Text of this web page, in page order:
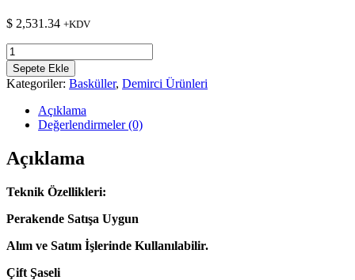
$ 2,531.34 +KDV
TEM
MLB-
D
6000
150x240
Sehpalı
Demirci
Baskülü
Sepete Ekle
Kategoriler: Basküller, Demirci Ürünleri
Açıklama
Değerlendirmeler (0)
Açıklama
Teknik Özellikleri:
Perakende Satışa Uygun
Alım ve Satım İşlerinde Kullanılabilir.
Çift Şaseli